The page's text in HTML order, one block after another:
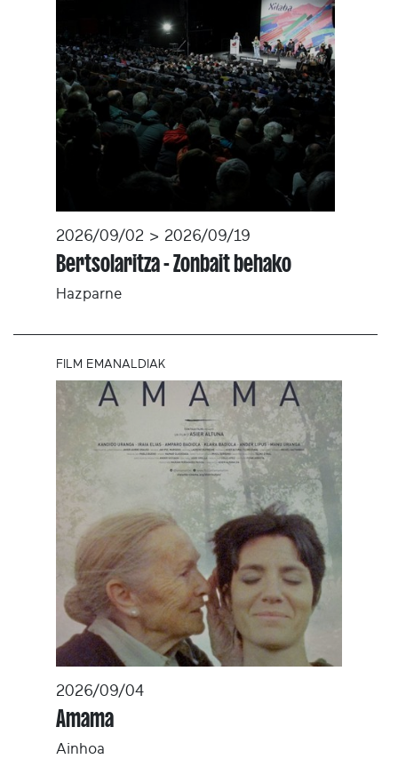
2026/09/02 > 2026/09/19
Bertsolaritza - Zonbait behako
Hazparne
FILM EMANALDIAK
2026/09/04
Amama
Ainhoa